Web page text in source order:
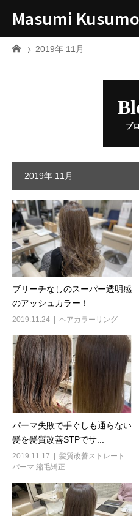
Masumi
2019年 11月
ブ
2019年 11月
ブリーチなしのスーパー透明感
のアッシュカラー！
2019.11.24 ヘアカラーリング
パーマ失敗で手ぐしも通らない
髪を髪質改善STPでサ...
2019.11.17
髪質改善ストレート
パーマ 縮毛矯正